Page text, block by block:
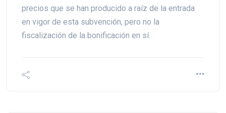
precios que se han producido a raíz de la entrada
en vigor de esta subvención, pero no la
fiscalización de la bonificación en sí.